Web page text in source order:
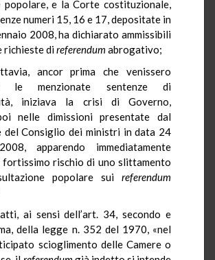
popolare, e la Corte costituzionale,
numeri 15, 16 e 17, depositate in
2008, ha dichiarato ammissibili
richieste direferendum abrogativo;
ancor prima che venissero
le menzionate sentenze di
iniziava la crisi di Governo,
nelle dimissioni presentate dal
del Consiglio dei ministri in data 24
apparendo immediatamente
rischio di uno slittamento
popolare sui referendum
ai sensi dell’art. 34, secondo e
della legge n. 352 del 1970, «nel
scioglimento delle Camere o